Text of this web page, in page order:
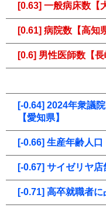
[0.63] 一般病床数【
[0.61] 病院数【高知
[0.6] 男性医師数【長
[-0.64] 2024年衆議
【愛知県】
[-0.66] 生産年齢人口
[-0.67] サイゼリヤ店
[-0.71] 高卒就職者に